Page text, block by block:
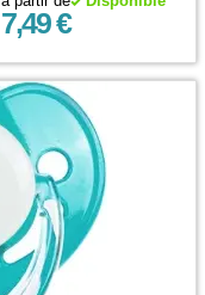
7,49 €